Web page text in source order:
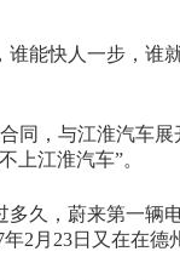
能快人一步，
同，与江淮汽车
上江淮汽车”。
久，蔚来第一辆
2月23日又在在